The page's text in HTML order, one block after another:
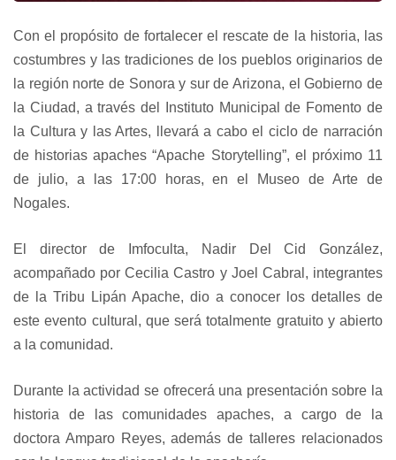
Con el propósito de fortalecer el rescate de la historia, las
costumbres y las tradiciones de los pueblos originarios de
la región norte de Sonora y sur de Arizona, el Gobierno de
la Ciudad, a través del Instituto Municipal de Fomento de
la Cultura y las Artes, llevará a cabo el ciclo de narración
de historias apaches “Apache Storytelling”, el próximo 11
de julio, a las 17:00 horas, en el Museo de Arte de
Nogales.
El director de Imfoculta, Nadir Del Cid González,
acompañado por Cecilia Castro y Joel Cabral, integrantes
de la Tribu Lipán Apache, dio a conocer los detalles de
este evento cultural, que será totalmente gratuito y abierto
a la comunidad.
Durante la actividad se ofrecerá una presentación sobre la
historia de las comunidades apaches, a cargo de la
doctora Amparo Reyes, además de talleres relacionados